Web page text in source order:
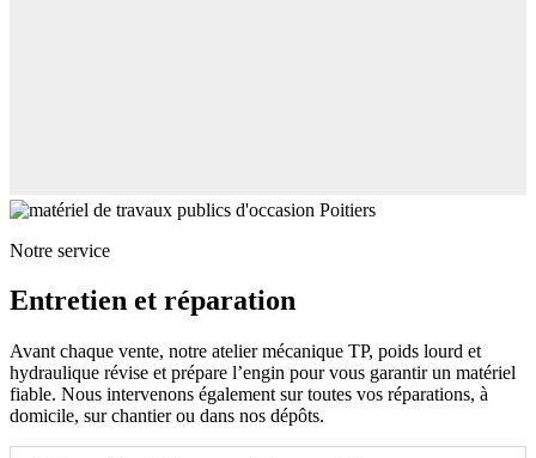
Notre service
Entretien et réparation
Avant chaque vente, notre atelier mécanique TP, poids lourd et
hydraulique révise et prépare l’engin pour vous garantir un matériel
fiable. Nous intervenons également sur toutes vos réparations, à
domicile, sur chantier ou dans nos dépôts.